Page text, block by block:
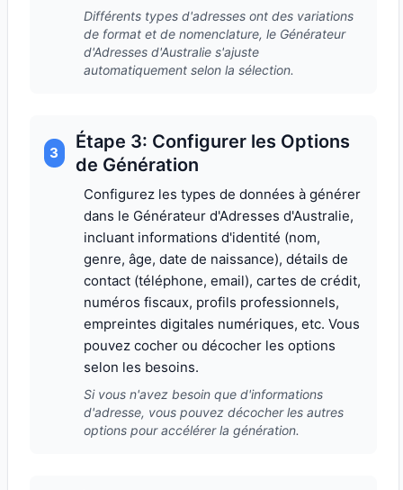
Différents types d'adresses ont des variations
de format et de nomenclature, le Générateur
d'Adresses d'Australie s'ajuste
automatiquement selon la sélection.
3
Étape 3: Configurer les Options
de Génération
Configurez les types de données à générer
dans le Générateur d'Adresses d'Australie,
incluant informations d'identité (nom,
genre, âge, date de naissance), détails de
contact (téléphone, email), cartes de crédit,
numéros fiscaux, profils professionnels,
empreintes digitales numériques, etc. Vous
pouvez cocher ou décocher les options
selon les besoins.
Si vous n'avez besoin que d'informations
d'adresse, vous pouvez décocher les autres
options pour accélérer la génération.